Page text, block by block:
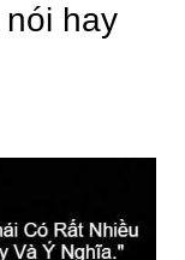
hay